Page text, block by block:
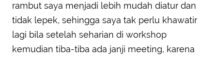
rambut saya menjadi lebih mudah diatur dan
tidak lepek, sehingga saya tak perlu khawatir
lagi bila setelah seharian di workshop
kemudian tiba-tiba ada janji meeting, karena